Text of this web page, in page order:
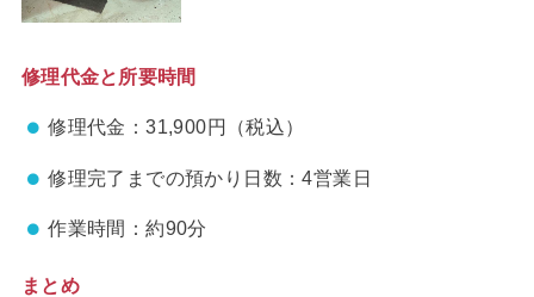
修理代金と所要時間
修理代金：31,900円（税込）
修理完了までの預かり日数：4営業日
作業時間：約90分
まとめ